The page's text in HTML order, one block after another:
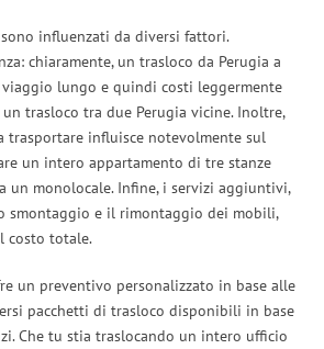
influenzati da diversi fattori.
chiaramente, un trasloco da Perugia a
lungo e quindi costi leggermente
trasloco tra due Perugia vicine. Inoltre,
trasportare influisce notevolmente sul
un intero appartamento di tre stanze
un monolocale. Infine, i servizi aggiuntivi,
smontaggio e il rimontaggio dei mobili,
costo totale.
un preventivo personalizzato in base alle
pacchetti di trasloco disponibili in base
Che tu stia traslocando un intero ufficio